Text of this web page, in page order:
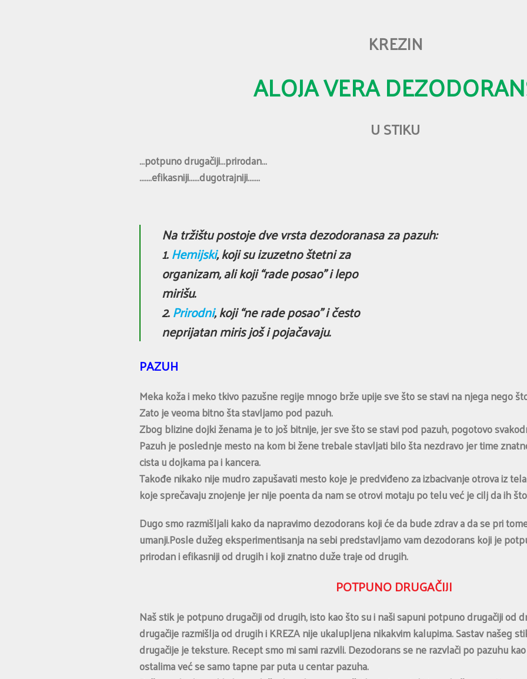
KREZIN
ALOJA VERA
U STIKU
…potpuno drugačiji…prirodan…
…….efikasniji……dugotrajniji…….
Na tržištu postoje dve vrsta dezodoranasa za pazuh:
1.Hemijski, koji su izuzetno štetni za
organizam, ali koji “rade posao” i lepo
mirišu.
2.Prirodni, koji “ne rade posao” i često
neprijatan miris još i pojačavaju.
PAZUH
Meka koža i meko tkivo pazušne regije mnogo brže upije sve što se stavi na njega nego
Zato je veoma bitno šta stavljamo pod pazuh.
Zbog blizine dojki ženama je to još bitnije, jer sve što se stavi pod pazuh, pogotovo
Pazuh je poslednje mesto na kom bi žene trebale stavljati bilo šta nezdravo jer time
cista u dojkama pa i kancera.
Takođe nikako nije mudro zapušavati mesto koje je predviđeno za izbacivanje otrova iz
koje sprečavaju znojenje jer nije poenta da nam se otrovi motaju po telu već je cilj da ih
Dugo smo razmišljali kako da napravimo dezodorans koji će da bude zdrav a da se pri
umanji.Posle dužeg eksperimentisanja na sebi predstavljamo vam dezodorans koji je
prirodan i efikasniji od drugih i koji znatno duže traje od drugih.
POTPUNO DRUGAČIJI
Naš stik je potpuno drugačiji od drugih, isto kao što su i naši sapuni potpuno drugačiji od
drugačije razmišlja od drugih i KREZA nije ukalupljena nikakvim kalupima. Sastav našeg
drugačije je teksture. Recept smo mi sami razvili. Dezodorans se ne razvlači po pazuhu
ostalima već se samo tapne par puta u centar pazuha.